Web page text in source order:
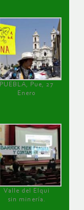
PUEBLA, Pue, 27
Enero
Valle del Elqui
sin minería.